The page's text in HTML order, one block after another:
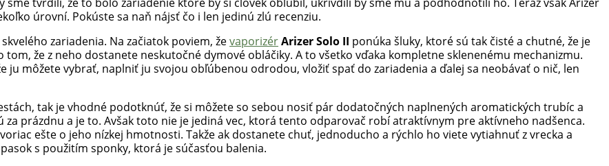
úrovní. Pokúste sa naň nájsť čo i len jedinú zlú recenziu.
zariadenia. Na začiatok poviem, ževaporizérArizer Solo II ponúka šluky, ktoré sú tak čisté a chutné, že je
že z neho dostanete neskutočné dymové obláčiky. A to všetko vďaka kompletne sklenenému mechanizmu.
ju môžete vybrať, naplniť ju svojou obľúbenou odrodou, vložiť spať do zariadenia a ďalej sa neobávať o nič, len
tak je vhodné podotknúť, že si môžete so sebou nosiť pár dodatočných naplnených aromatických trubíc a
prázdnu a je to. Avšak toto nie je jediná vec, ktorá tento odparovač robí atraktívnym pre aktívneho nadšenca.
ešte o jeho nízkej hmotnosti. Takže ak dostanete chuť, jednoducho a rýchlo ho viete vytiahnuť z vrecka a
s použitím sponky, ktorá je súčasťou balenia.